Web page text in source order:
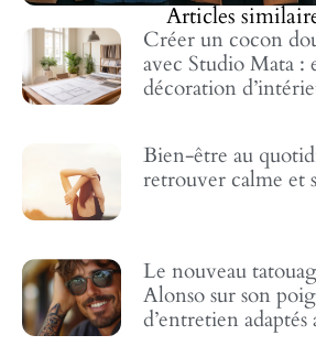
Articles
Créer un cocon
avec Studio Mata :
décoration
Bien-être au
retrouver calme et
Le nouveau
Alonso sur son
d’entretien adaptés